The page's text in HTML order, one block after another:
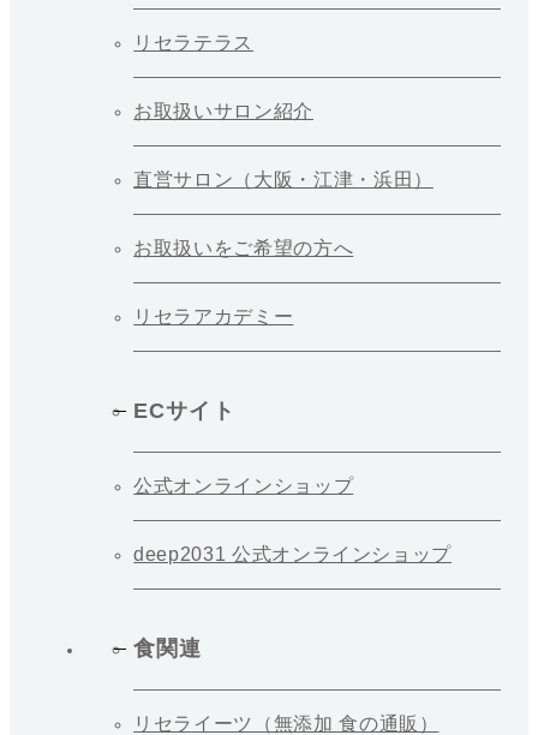
リセラテラス
お取扱いサロン紹介
直営サロン（大阪・江津・浜田）
お取扱いをご希望の方へ
リセラアカデミー
ECサイト
公式オンラインショップ
deep2031 公式オンラインショップ
食関連
リセライーツ（無添加 食の通販）